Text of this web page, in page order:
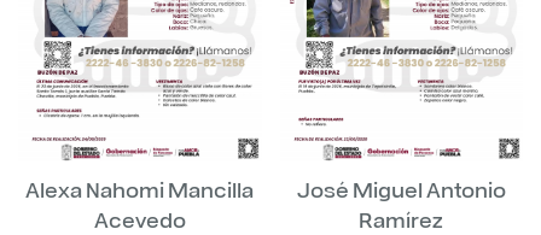
Alexa Nahomi Mancilla
Acevedo
José Miguel Antonio
Ramírez